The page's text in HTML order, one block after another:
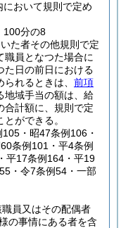
おいて規則で定め
分の8
た者その他規則で定
職員となつた場合に
た日の前日における
れるときは、 前項
地域手当の額は、給
合計額に、規則で定
ができる。
・昭47条例106・
条例101・平4条例
平17条例164・平19
・令7条例54・一部
員又はその配偶者
の事情にある者を含